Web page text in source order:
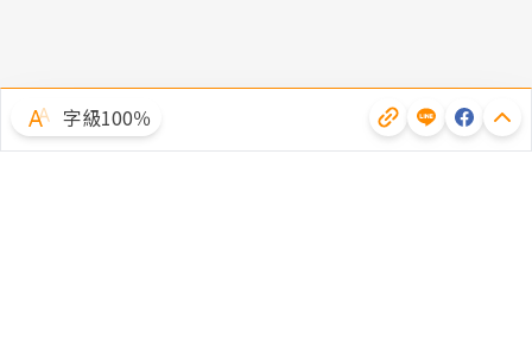
字級100％